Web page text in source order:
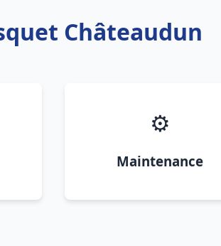
Châteaudun
⚙️
Maintenance